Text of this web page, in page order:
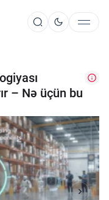
– Nə üçün bu